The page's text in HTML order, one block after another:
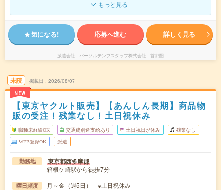
もっと見る
気になる! 応募へ進む 詳しく見る
派遣会社 パーソルテンプスタッフ株式会社 首都圏
未読
NEW
掲載日 2026/08/07
【東京ヤクルト販売】【あんしん長期】商品物
販の受注！残業なし！土日祝休み
職種未経験OK 交通費別途支給あり 土日祝日が休み 残業なし
WEB登録OK 派遣
勤務地 東京都西多摩郡
箱根ケ崎駅から徒歩7分
曜日頻度 月～金（週5日） ※土日祝休み